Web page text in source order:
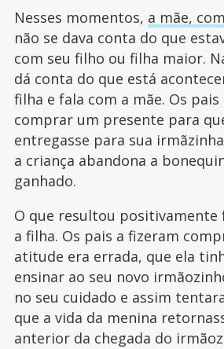
Nesses momentos, a mãe,
não se dava conta do que
com seu filho ou filha maior.
dá conta do que está
filha e fala com a mãe. Os pais
comprar um presente para
entregasse para sua
a criança abandona a
ganhado.
O que resultou positivamente
a filha. Os pais a fizeram
atitude era errada, que ela
ensinar ao seu novo
no seu cuidado e assim
que a vida da menina
anterior da chegada do